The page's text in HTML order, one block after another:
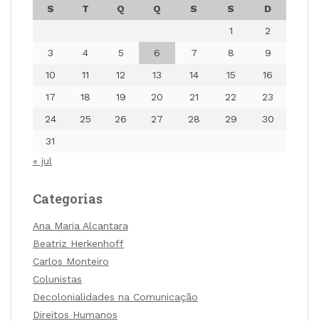
S T Q Q S S
D
1
2
3
4 5 6 7 8
9
10
11 12 13 14 15
16
17
18 19 20 21 22
23
24
25 26 27 28 29
30
31
« jul
Categorias
Ana Maria Alcantara
Beatriz Herkenhoff
Carlos Monteiro
Colunistas
Decolonialidades na Comunicação
Direitos Humanos